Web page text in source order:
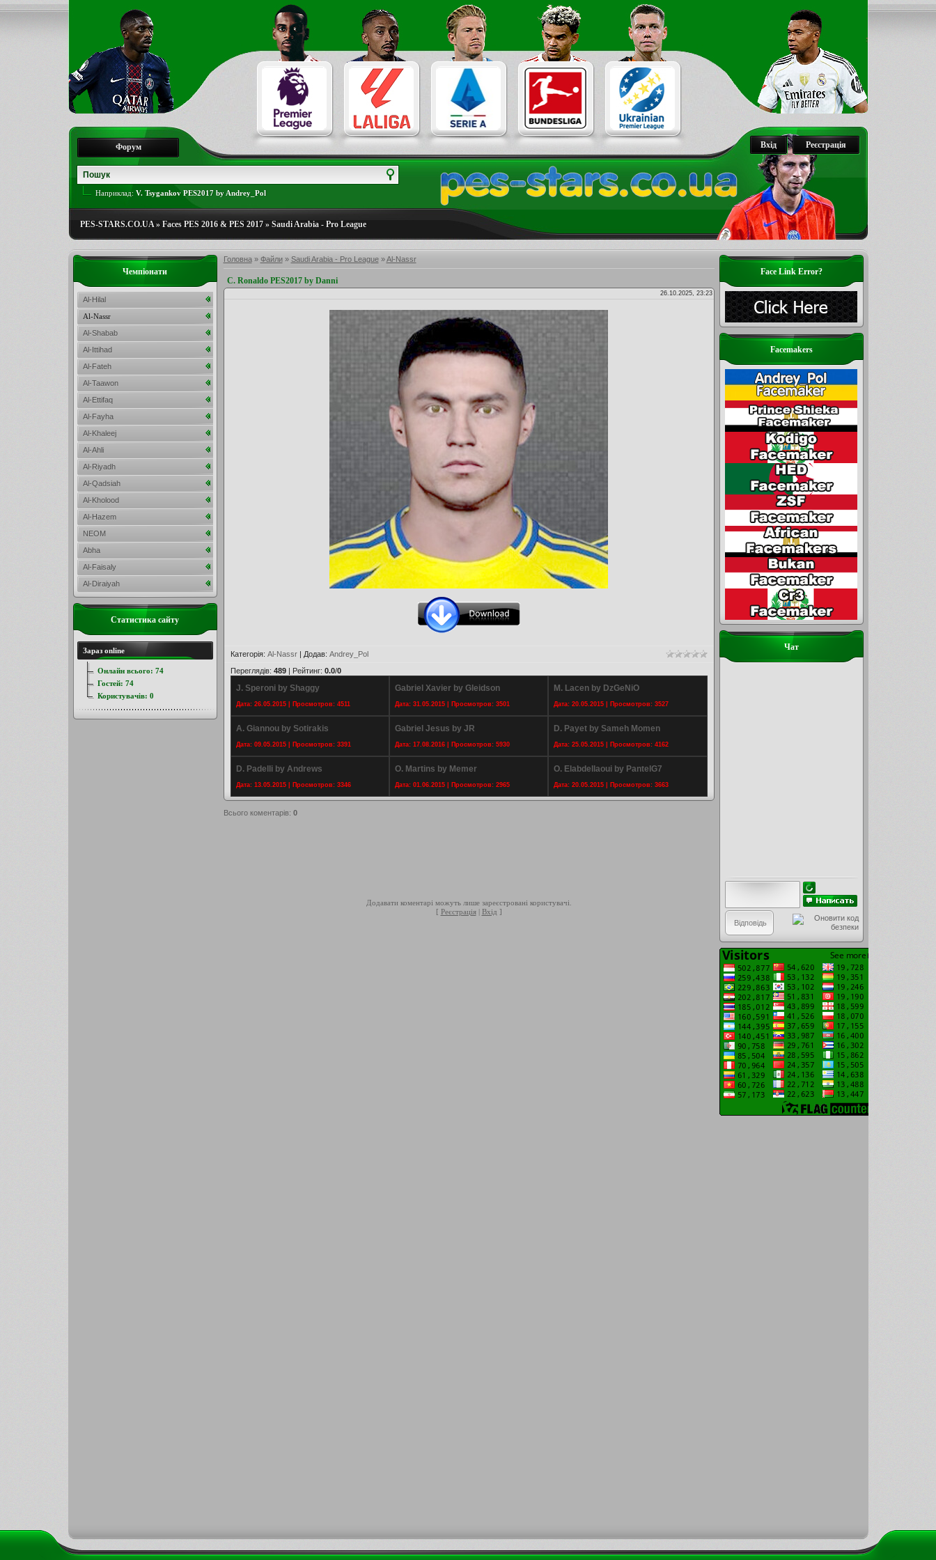
Реєстрація
Вхід
Форум
Наприклад: V. Tsygankov PES2017 by Andrey_Pol
PES-STARS.CO.UA» Faces PES 2016 & PES 2017» Saudi Arabia - Pro League
Головна» Файли» Saudi Arabia - Pro League»Al-Nassr
C. Ronaldo PES2017 by Danni
26.10.2025, 23:23
Категорія: Al-Nassr| Додав: Andrey_Pol
Переглядів: 489| Рейтинг: 0.0/0
J. Speroni by Shaggy
Дата: 26.05.2015 | Просмотров: 4511
Gabriel Xavier by Gleidson
Дата: 31.05.2015 | Просмотров: 3501
M. Lacen by DzGeNiO
Дата: 20.05.2015 | Просмотров: 3527
A. Giannou by Sotirakis
Дата: 09.05.2015 | Просмотров: 3391
Gabriel Jesus by JR
Дата: 17.08.2016 | Просмотров: 5930
D. Payet by Sameh Momen
Дата: 25.05.2015 | Просмотров: 4162
D. Padelli by Andrews
Дата: 13.05.2015 | Просмотров: 3346
O. Martins by Memer
Дата: 01.06.2015 | Просмотров: 2965
O. Elabdellaoui by PantelG7
Дата: 20.05.2015 | Просмотров: 3663
Всього коментарів: 0
Додавати коментарі можуть лише зареєстровані користувачі.
[ Реєстрація| Вхід ]
Face Link Error?
Facemakers
Чат
Чемпіонати
Al-Hilal
Al-Nassr
Al-Shabab
Al-Ittihad
Al-Fateh
Al-Taawon
Al-Ettifaq
Al-Fayha
Al-Khaleej
Al-Ahli
Al-Riyadh
Al-Qadsiah
Al-Kholood
Al-Hazem
NEOM
Abha
Al-Faisaly
Al-Diraiyah
Статистика сайту
Зараз online
Онлайн всього: 74
Гостей: 74
Користувачів: 0